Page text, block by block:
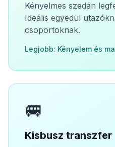
Kényelmes szedán
Ideális egyedül
csoportoknak.
Legjobb: Kényelem és
🚐
Kisbusz transzfer